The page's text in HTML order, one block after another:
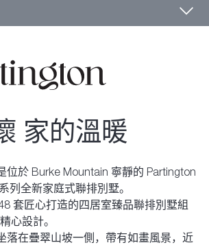
家的溫暖
位於 Burke Mountain 寧靜的 Partington
列全新家庭式聯排別墅。
套匠心打造的四居室臻品聯排別墅組
心設計。
落在疊翠山坡一側，帶有如畫風景，近